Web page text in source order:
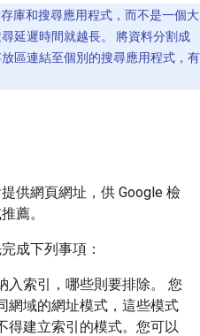
庫和搜尋應用程式，而不是一個大
延遲時間就越長。 將資料分割成
區連結至個別的搜尋應用程式，有
供網頁網址，供 Google 檢
薦。
成下列事項：
入索引，哪些則要排除。 您
網域的網址模式，這些模式
得建立索引的模式。您可以